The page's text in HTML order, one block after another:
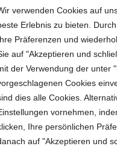
verwenden Cookies auf
Erlebnis zu bieten.
Präferenzen und
auf "Akzeptieren und
der Verwendung der unter
Cookies
dies alle Cookies.
vornehmen,
Ihre persönlichen
auf "Akzeptieren und